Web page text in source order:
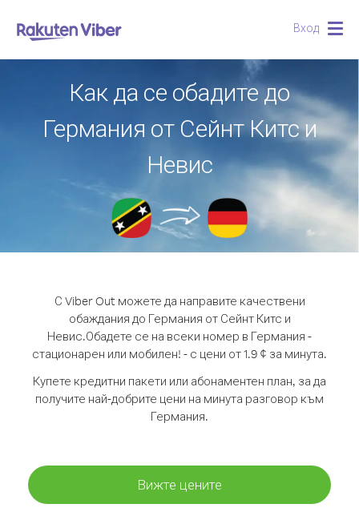
Вход
Как да се обадите до
Германия от Сейнт Китс и
Невис
С Viber Out можете да направите качествени
обаждания до Германия от Сейнт Китс и
Невис.Обадете се на всеки номер в Германия -
стационарен или мобилен! - с цени от 1.9 ¢ за минута.
Купете кредитни пакети или абонаментен план, за да
получите най-добрите цени на минута разговор към
Германия.
Вижте цените